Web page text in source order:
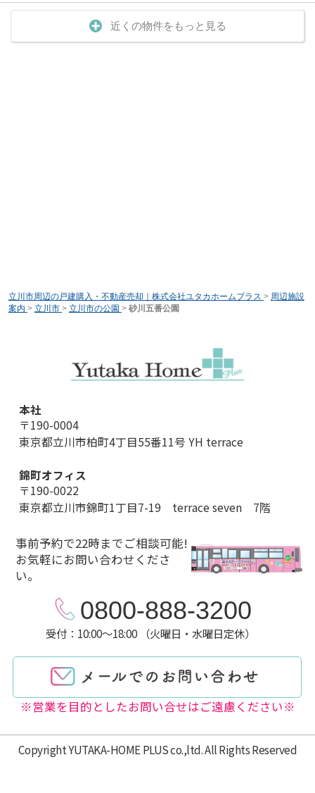
近くの物件をもっと見る
立川市周辺の戸建購入・不動産売却｜株式会社ユタカホームプラス > 周辺施設
案内 > 立川市 > 立川市の公園 > 砂川五番公園
本社
〒190-0004
東京都立川市柏町4丁目55番11号 YH terrace
錦町オフィス
〒190-0022
東京都立川市錦町1丁目7-19 terrace seven 7階
事前予約で22時までご相談可能!
お気軽にお問い合わせくださ
い。
0800-888-3200
受付：10:00～18:00 （火曜日・水曜日定休）
※営業を目的としたお問い合せはご遠慮ください※
Copyright YUTAKA-HOME PLUS co.,ltd. All Rights Reserved